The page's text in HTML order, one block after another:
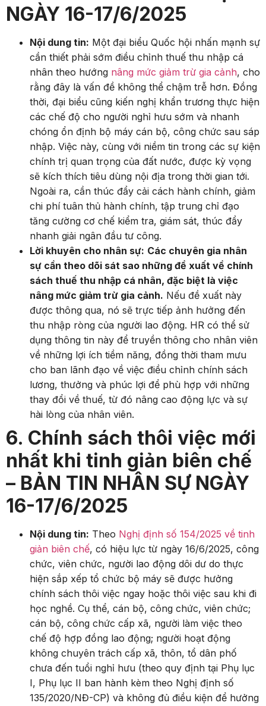
NGÀY 16-17/6/2025
Nội dung tin: Một đại biểu Quốc hội nhấn mạnh sự
cần thiết phải sớm điều chỉnh thuế thu nhập cá
nhân theo hướng nâng mức giảm trừ gia cảnh, cho
rằng đây là vấn đề không thể chậm trễ hơn. Đồng
thời, đại biểu cũng kiến nghị khẩn trương thực hiện
các chế độ cho người nghỉ hưu sớm và nhanh
chóng ổn định bộ máy cán bộ, công chức sau sáp
nhập. Việc này, cùng với niềm tin trong các sự kiện
chính trị quan trọng của đất nước, được kỳ vọng
sẽ kích thích tiêu dùng nội địa trong thời gian tới.
Ngoài ra, cần thúc đẩy cải cách hành chính, giảm
chi phí tuân thủ hành chính, tập trung chỉ đạo
tăng cường cơ chế kiểm tra, giám sát, thúc đẩy
nhanh giải ngân đầu tư công.
Lời khuyên cho nhân sự: Các chuyên gia nhân
sự cần theo dõi sát sao những đề xuất về chính
sách thuế thu nhập cá nhân, đặc biệt là việc
nâng mức giảm trừ gia cảnh. Nếu đề xuất này
được thông qua, nó sẽ trực tiếp ảnh hưởng đến
thu nhập ròng của người lao động. HR có thể sử
dụng thông tin này để truyền thông cho nhân viên
về những lợi ích tiềm năng, đồng thời tham mưu
cho ban lãnh đạo về việc điều chỉnh chính sách
lương, thưởng và phúc lợi để phù hợp với những
thay đổi về thuế, từ đó nâng cao động lực và sự
hài lòng của nhân viên.
6. Chính sách thôi việc mới
nhất khi tinh giản biên chế
– BẢN TIN NHÂN SỰ NGÀY
16-17/6/2025
Nội dung tin: Theo Nghị định số 154/2025 về tinh
giản biên chế, có hiệu lực từ ngày 16/6/2025, công
chức, viên chức, người lao động dôi dư do thực
hiện sắp xếp tổ chức bộ máy sẽ được hưởng
chính sách thôi việc ngay hoặc thôi việc sau khi đi
học nghề. Cụ thể, cán bộ, công chức, viên chức;
cán bộ, công chức cấp xã, người làm việc theo
chế độ hợp đồng lao động; người hoạt động
không chuyên trách cấp xã, thôn, tổ dân phố
chưa đến tuổi nghỉ hưu (theo quy định tại Phụ lục
I, Phụ lục II ban hành kèm theo Nghị định số
135/2020/NĐ-CP) và không đủ điều kiện để hưởng